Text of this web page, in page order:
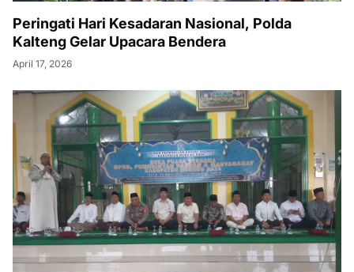
Peringati Hari Kesadaran Nasional, Polda
Kalteng Gelar Upacara Bendera
April 17, 2026